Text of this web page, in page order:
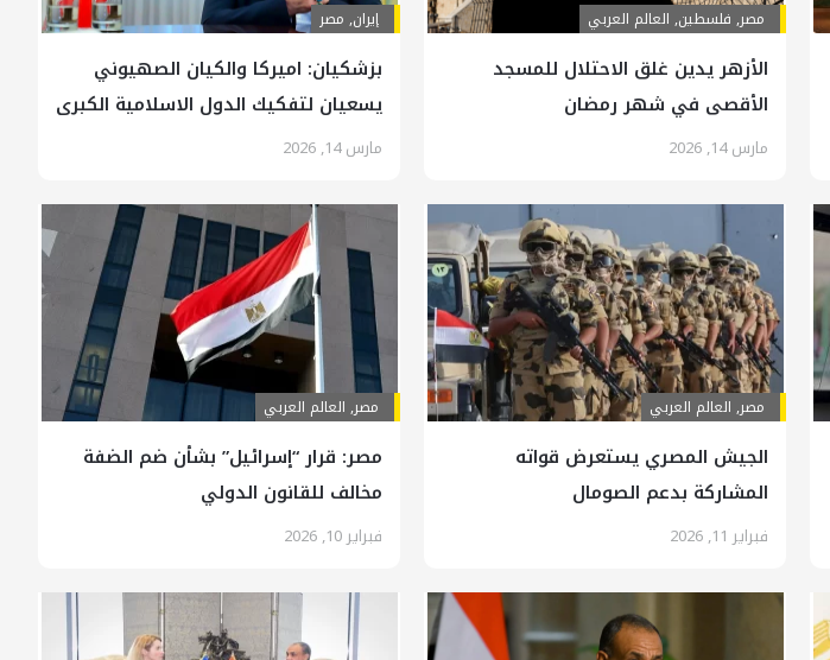
مصر, فلسطين, العالم العربي
الأزهر يدين غلق الاحتلال للمسجد
الأقصى في شهر رمضان
مارس 14, 2026
إيران, مصر
بزشكيان: اميركا والكيان الصهيوني
يسعيان لتفكيك الدول الاسلامية الكبرى
مارس 14, 2026
مصر, العالم العربي
الجيش المصري يستعرض قواته
المشاركة بدعم الصومال
فبراير 11, 2026
مصر, العالم العربي
مصر: قرار “إسرائيل” بشأن ضم الضفة
مخالف للقانون الدولي
فبراير 10, 2026